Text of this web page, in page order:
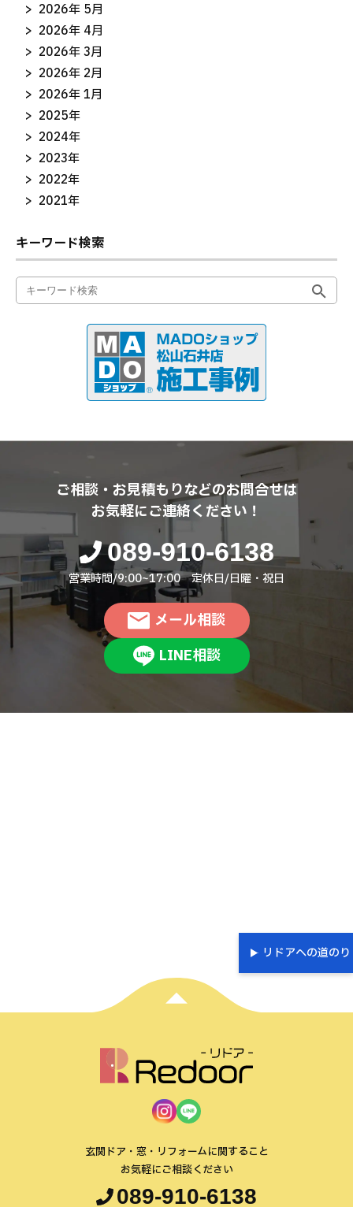
2026年 5月
2026年 4月
2026年 3月
2026年 2月
2026年 1月
2025年
2024年
2023年
2022年
2021年
キーワード検索
ご相談・お見積もりなどのお問合せは
お気軽にご連絡ください！
089-910-6138
営業時間/9:00~17:00 定休日/日曜・祝日
メール相談
LINE相談
リドアへの道のり
玄関ドア・窓・リフォームに関すること
お気軽にご相談ください
089-910-6138